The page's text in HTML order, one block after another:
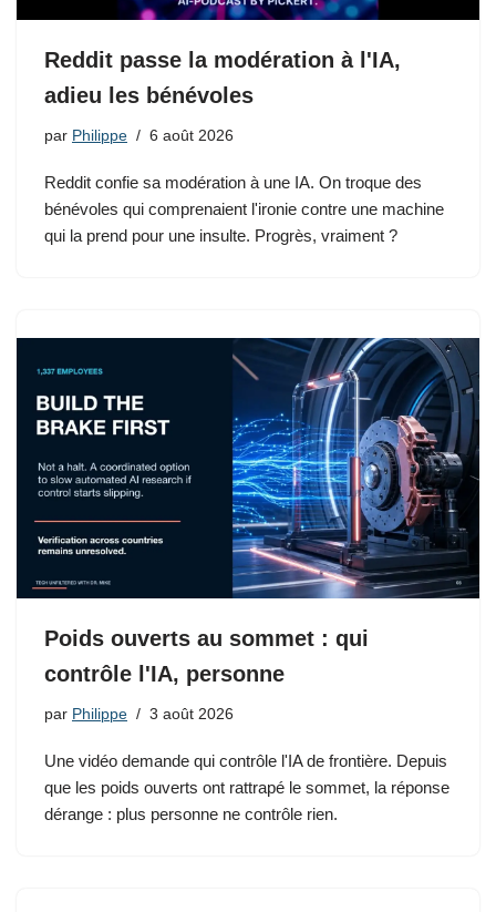
Reddit passe la modération à l'IA,
adieu les bénévoles
par Philippe 6 août 2026
Reddit confie sa modération à une IA. On troque des
bénévoles qui comprenaient l'ironie contre une machine
qui la prend pour une insulte. Progrès, vraiment ?
Poids ouverts au sommet : qui
contrôle l'IA, personne
par Philippe 3 août 2026
Une vidéo demande qui contrôle l'IA de frontière. Depuis
que les poids ouverts ont rattrapé le sommet, la réponse
dérange : plus personne ne contrôle rien.